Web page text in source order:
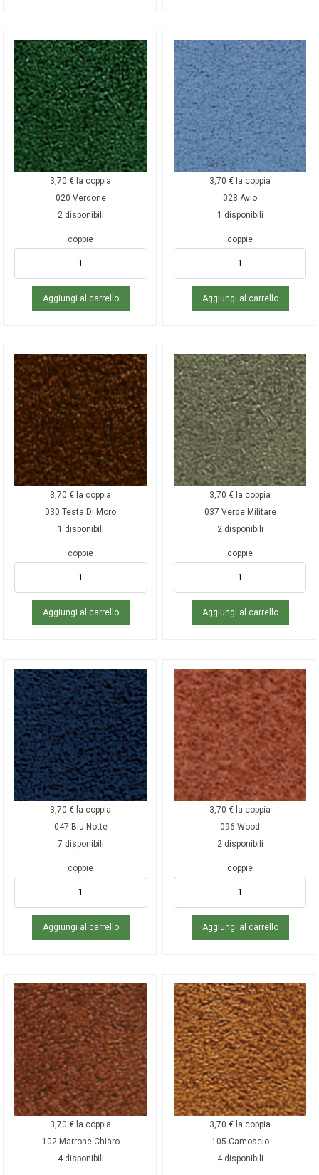
3,70€ la coppia
020 Verdone
2 disponibili
coppie
Aggiungi al carrello
3,70€ la coppia
028 Avio
1 disponibili
coppie
Aggiungi al carrello
3,70€ la coppia
030 Testa Di Moro
1 disponibili
coppie
Aggiungi al carrello
3,70€ la coppia
037 Verde Militare
2 disponibili
coppie
Aggiungi al carrello
3,70€ la coppia
047 Blu Notte
7 disponibili
coppie
Aggiungi al carrello
3,70€ la coppia
096 Wood
2 disponibili
coppie
Aggiungi al carrello
3,70€ la coppia
102 Marrone Chiaro
4 disponibili
3,70€ la coppia
105 Camoscio
4 disponibili